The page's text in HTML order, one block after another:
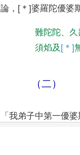
論 ， [＊]婆羅陀優婆
難陀陀、 久
須焰及 [＊]
（二）
「 我弟子中第一優婆